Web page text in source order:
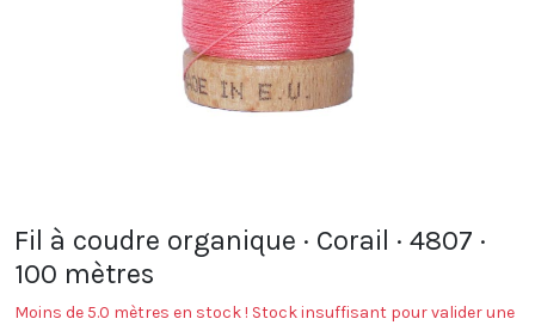
Fil à coudre organique · Corail · 4807 ·
100 mètres
Moins de 5.0 mètres en stock ! Stock insuffisant pour valider une